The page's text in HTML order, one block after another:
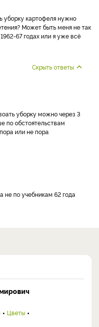
уборку картофеля нужно
Может быть меня не так
67 годах или я уже всё
Скрыть ответы
уборку можно через 3
по обстоятельствам
или не пора
не по учебникам 62 года
Цветы